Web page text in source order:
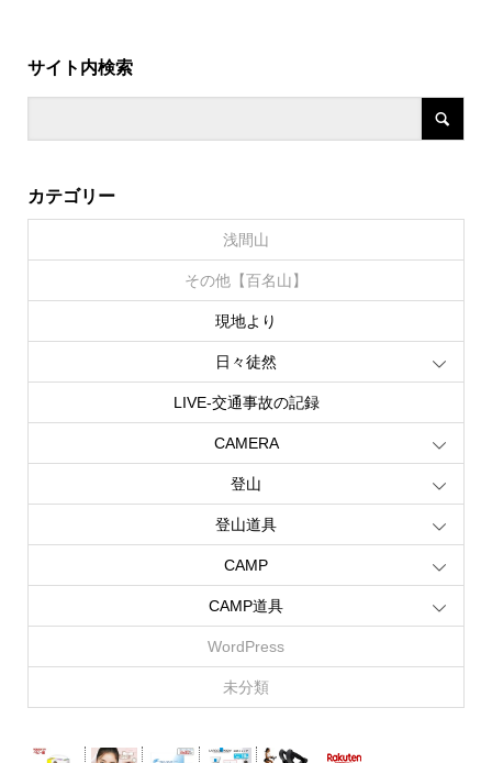
サイト内検索
カテゴリー
浅間山
その他【百名山】
現地より
日々徒然
LIVE‐交通事故の記録
CAMERA
登山
登山道具
CAMP
CAMP道具
WordPress
未分類